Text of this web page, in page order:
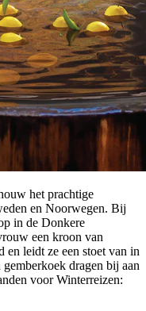
het prachtige
en Noorwegen. Bij
in de Donkere
een kroon van
en leidt ze een stoet van in
dragen bij aan
voor Winterreizen: